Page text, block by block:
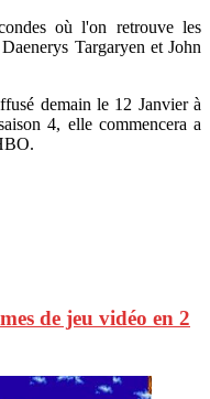
où l'on retrouve les
Targaryen et John
demain le 12 Janvier à
4, elle commencera a
de jeu vidéo en 2